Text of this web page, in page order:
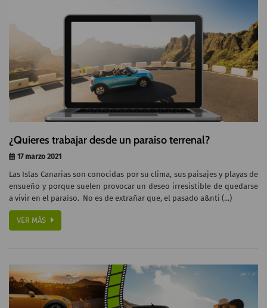
¿Quieres trabajar desde un paraíso terrenal?
17 marzo 2021
Las Islas Canarias son conocidas por su clima, sus paisajes y playas de
ensueño y porque suelen provocar un deseo irresistible de quedarse
a vivir en el paraíso. No es de extrañar que, el pasado a&nti (...)
VER MÁS